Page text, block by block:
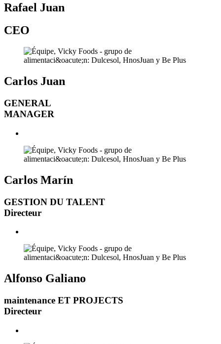
Rafael Juan
CEO
Carlos Juan
GENERAL
MANAGER
Carlos Marín
GESTION DU TALENT
Directeur
Alfonso Galiano
maintenance ET PROJECTS
Directeur